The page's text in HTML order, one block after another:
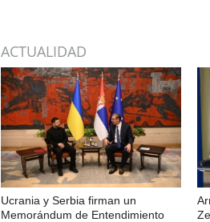
ACTUALIDAD
Ucrania y Serbia firman un
Memorándum de Entendimiento